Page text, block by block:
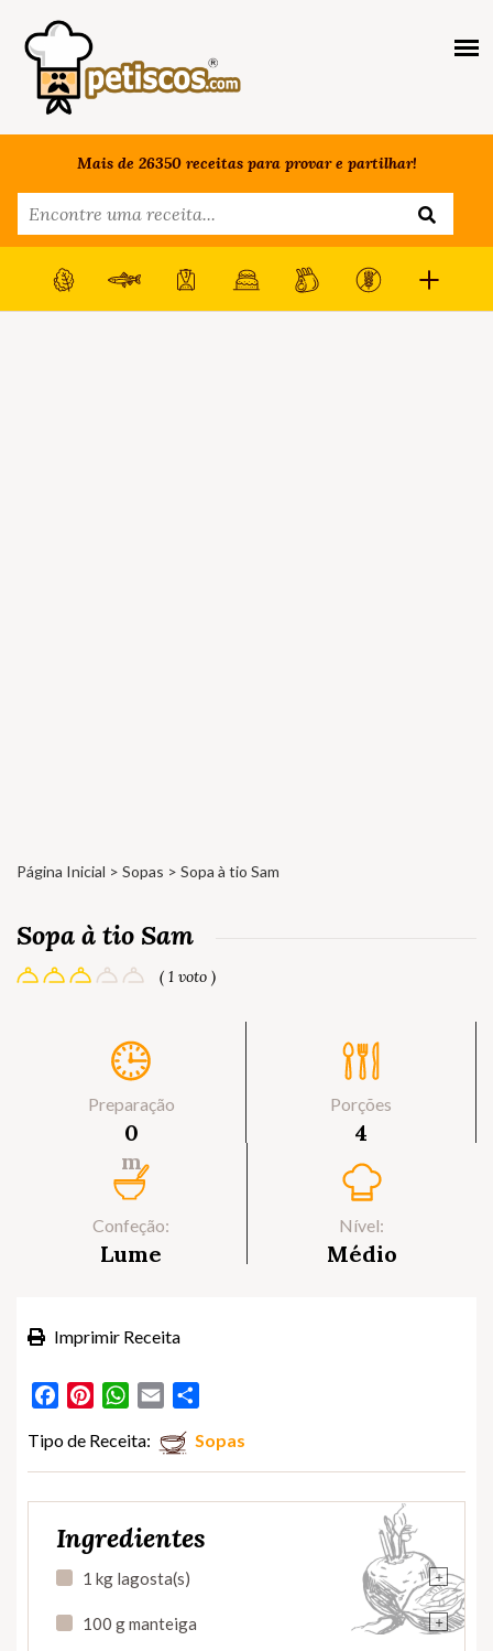
Mais de 26350 receitas para provar e partilhar!
Página Inicial > Sopas > Sopa à tio Sam
Sopa à tio Sam
( 1 voto )
Preparação
0
m
Porções
4
Confeção:
Lume
Nível:
Médio
Imprimir Receita
FacebookPinterestWhatsApp
Email
Tipo de Receita: Sopas
Ingredientes
+
1 kg lagosta(s)
+
100 g manteiga